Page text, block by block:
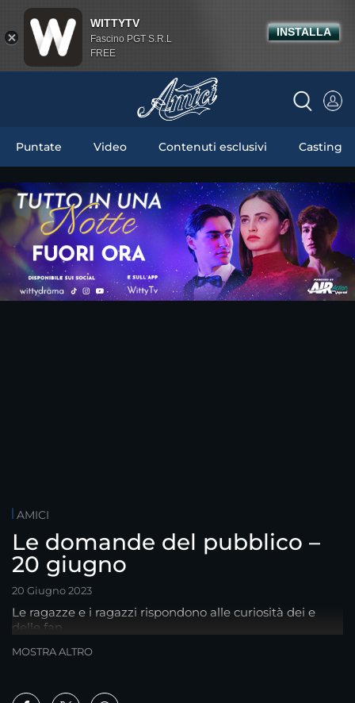
Puntate Video Contenuti esclusivi Casting
AMICI
Le domande del pubblico –
20 giugno
20 Giugno 2023
Le ragazze e i ragazzi rispondono alle curiosità dei e
delle fan
MOSTRA ALTRO
WITTYTV
Fascino PGT S.R.L
FREE
INSTALLA